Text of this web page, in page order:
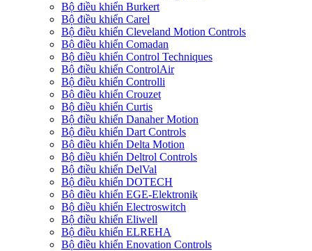
Bộ điều khiển Burkert
Bộ điều khiển Carel
Bộ điều khiển Cleveland Motion Controls
Bộ điều khiển Comadan
Bộ điều khiển Control Techniques
Bộ điều khiển ControlAir
Bộ điều khiển Controlli
Bộ điều khiển Crouzet
Bộ điều khiển Curtis
Bộ điều khiển Danaher Motion
Bộ điều khiển Dart Controls
Bộ điều khiển Delta Motion
Bộ điều khiển Deltrol Controls
Bộ điều khiển DelVal
Bộ điều khiển DOTECH
Bộ điều khiển EGE-Elektronik
Bộ điều khiển Electroswitch
Bộ điều khiển Eliwell
Bộ điều khiển ELREHA
Bộ điều khiển Enovation Controls